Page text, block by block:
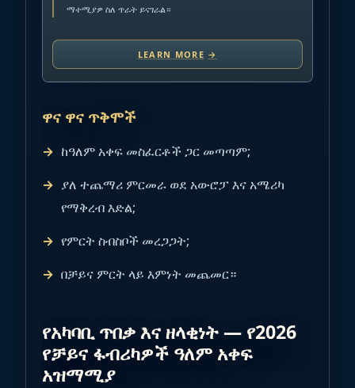
ማተሚያዎ ስለ ጥራት ይናገራል።
LEARN MORE →
ዋና ዋና ጥቅሞች
ከዓለም አቀፍ መስፈርቶች ጋር መጣጣም;
ያለ ተጨማሪ ምርመራ ወደ አውሮፓ እና አሜሪካ
የማቅረብ እድል;
የምርት ስብስቦች መረጋጋት;
በቻይና ምርት ላይ እምነት መጨመር።
የአካባቢ ጥበቃ እና ዘላቂነት — የ2026
የቻይና ፋብሪካዎች ዓለም አቀፍ
አዝማሚያ